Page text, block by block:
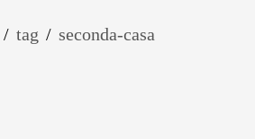
/ tag / seconda-casa